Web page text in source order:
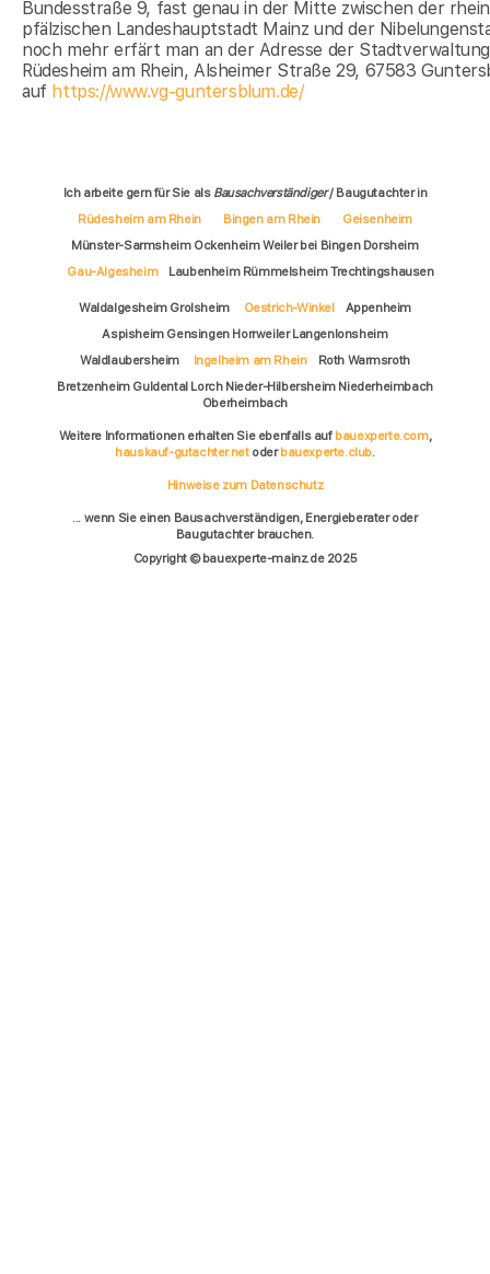
Bundesstraße 9, fast genau in der Mitte zwischen der
pfälzischen Landeshauptstadt Mainz und der
noch mehr erfärt man an der Adresse der
Rüdesheim am Rhein, Alsheimer Straße 29, 67583
auf https://www.vg-guntersblum.de/
Ich arbeite gern für Sie als Bausachverständiger/ Baugutachter in
Rüdesheim am Rhein
Bingen am Rhein
Geisenheim
Münster-Sarmsheim Ockenheim Weiler bei Bingen Dorsheim
Gau-Algesheim
Laubenheim Rümmelsheim Trechtingshausen
Waldalgesheim Grolsheim Oestrich-Winkel
Appenheim
Aspisheim Gensingen Horrweiler Langenlonsheim
Waldlaubersheim
Ingelheim am Rhein
Roth Warmsroth
Bretzenheim Guldental Lorch Nieder-Hilbersheim Niederheimbach
Oberheimbach
Weitere Informationen erhalten Sie ebenfalls auf bauexperte.com,
hauskauf-gutachter.netoderbauexperte.club.
Hinweise zum Datenschutz
... wenn Sie einen Bausachverständigen, Energieberater oder
Baugutachter brauchen.
Copyright © bauexperte-mainz.de 2025